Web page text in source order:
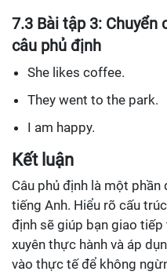
7.3 Bài tập 3: Chuyển
câu phủ định
She likes coffee.
They went to the park.
I am happy.
Kết luận
Câu phủ định là một
tiếng Anh. Hiểu rõ cấu
định sẽ giúp bạn giao
xuyên thực hành và áp
vào thực tế để không